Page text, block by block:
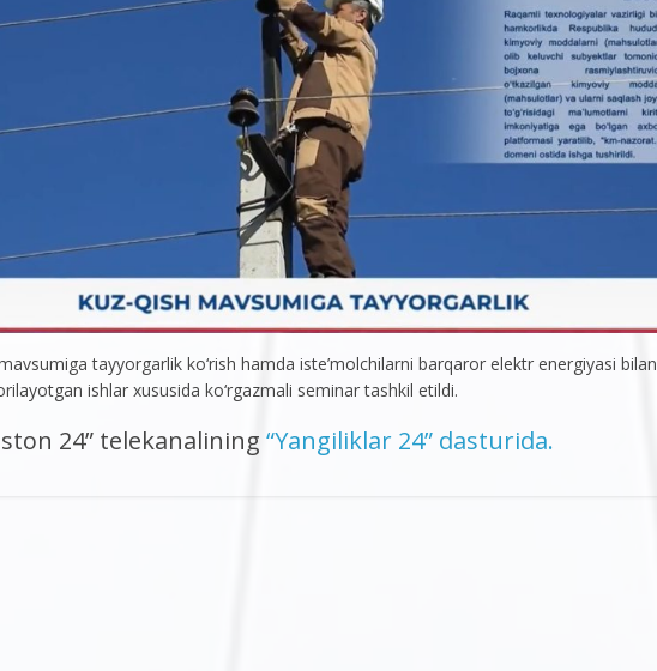
tayyorgarlik kо‘rish hamda iste’molchilarni barqaror elektr energiyasi bilan
ishlar xususida kо‘rgazmali seminar tashkil etildi.
24” telekanalining “Yangiliklar 24” dasturida.